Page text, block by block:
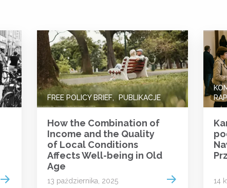
Read more
FREE POLICY BRIEF PUBLIKACJE
How the Combination of
Income and the Quality
of Local Conditions
Affects Well-being in Old
Age
13 października, 2025 Read more 14